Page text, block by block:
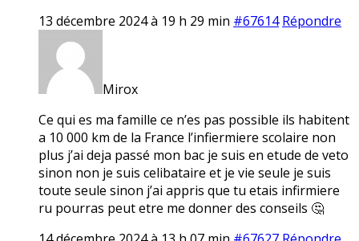
13 décembre 2024 à 19 h 29 min #67614 Répondre
Mirox
Ce qui es ma famille ce n’es pas possible ils habitent
a 10 000 km de la France l’infiermiere scolaire non
plus j’ai deja passé mon bac je suis en etude de veto
sinon non je suis celibataire et je vie seule je suis
toute seule sinon j’ai appris que tu etais infirmiere
ru pourras peut etre me donner des conseils 🤔